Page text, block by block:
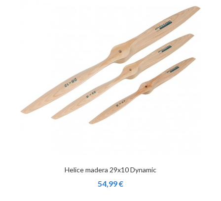
Helice madera 29x10 Dynamic
54,99 €